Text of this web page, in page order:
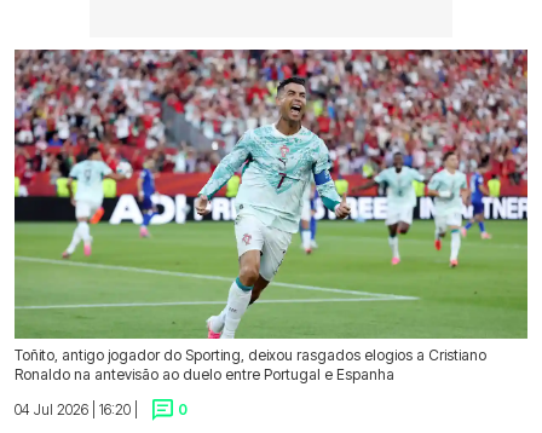
Toñito, antigo jogador do Sporting, deixou rasgados elogios a Cristiano
Ronaldo na antevisão ao duelo entre Portugal e Espanha
04 Jul 2026 | 16:20 |
0